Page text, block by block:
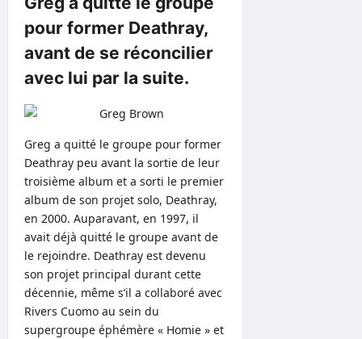
pour former Deathray,
avant de se réconcilier
avec lui par la suite.
Greg a quitté le groupe pour former
Deathray peu avant la sortie de leur
troisième album et a sorti le premier
album de son projet solo, Deathray,
en 2000. Auparavant, en 1997, il
avait déjà quitté le groupe avant de
le rejoindre. Deathray est devenu
son projet principal durant cette
décennie, même s’il a collaboré avec
Rivers Cuomo au sein du
supergroupe éphémère « Homie » et